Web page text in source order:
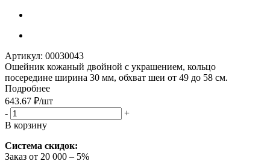
Артикул: 00030043
Ошейник кожаный двойной с украшением, кольцо
посередине ширина 30 мм, обхват шеи от 49 до 58 см.
Подробнее
643.67 ₽/шт
-
+
В корзину
Система скидок:
Заказ от 20 000 – 5%